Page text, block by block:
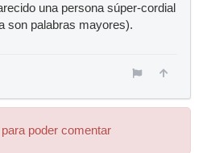
una persona súper-cordial
son palabras mayores).
para poder comentar